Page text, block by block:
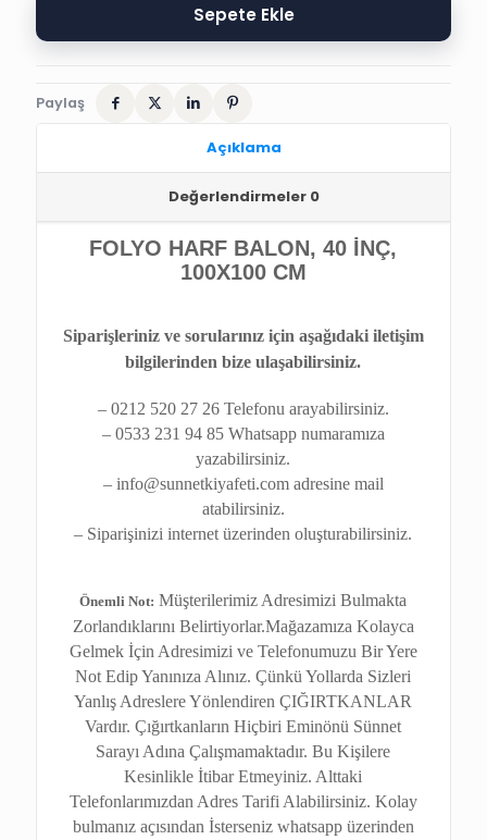
İNÇ,
Sepete Ekle
Paylaş
Açıklama
Değerlendirmeler 0
FOLYO HARF BALON, 40 İNÇ,
100X100 CM
Siparişleriniz ve sorularınız için aşağıdaki iletişim
bilgilerinden bize ulaşabilirsiniz.
– 0212 520 27 26 Telefonu arayabilirsiniz.
– 0533 231 94 85 Whatsapp numaramıza
yazabilirsiniz.
– info@sunnetkiyafeti.com adresine mail
atabilirsiniz.
– Siparişinizi internet üzerinden oluşturabilirsiniz.
Önemli Not: Müşterilerimiz Adresimizi Bulmakta
Zorlandıklarını Belirtiyorlar.Mağazamıza Kolayca
Gelmek İçin Adresimizi ve Telefonumuzu Bir Yere
Not Edip Yanınıza Alınız. Çünkü Yollarda Sizleri
Yanlış Adreslere Yönlendiren ÇIĞIRTKANLAR
Vardır. Çığırtkanların Hiçbiri Eminönü Sünnet
Sarayı Adına Çalışmamaktadır. Bu Kişilere
Kesinlikle İtibar Etmeyiniz. Alttaki
Telefonlarımızdan Adres Tarifi Alabilirsiniz. Kolay
bulmanız açısından İsterseniz whatsapp üzerinden